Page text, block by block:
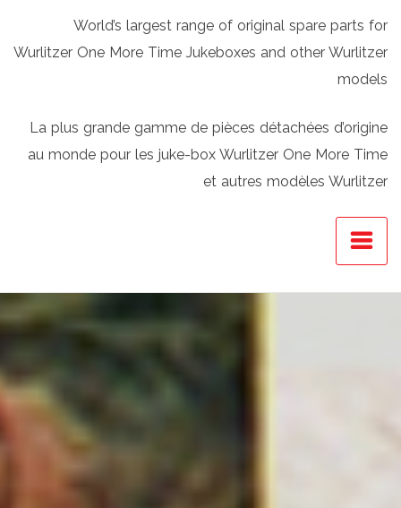
World’s largest range of original spare parts for
Wurlitzer One More Time Jukeboxes and other Wurlitzer
models
La plus grande gamme de pièces détachées d’origine
au monde pour les juke-box Wurlitzer One More Time
et autres modèles Wurlitzer